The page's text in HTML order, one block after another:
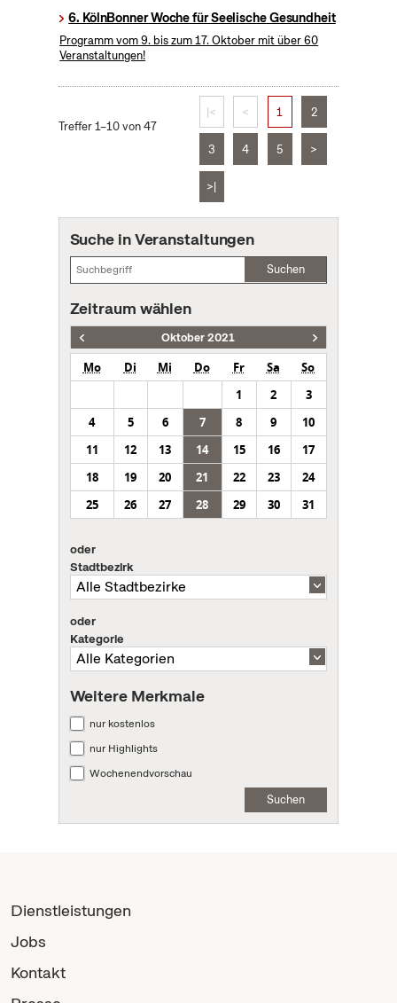
6. KölnBonner Woche für Seelische Gesundheit
Programm vom 9. bis zum 17. Oktober mit über 60
Veranstaltungen!
Treffer 1–10 von 47
|< < 1 2
3 4 5 >
>|
Suche in Veranstaltungen
Suchen
Zeitraum wählen
Oktober 2021
Mo Di Mi Do Fr Sa
So
1
2
3
4
5 6 7 8 9
10
11
12 13 14 15 16
17
18
19 20 21 22 23
24
25
26 27 28 29 30 31
oder
Stadtbezirk
oder
Kategorie
Weitere Merkmale
nur kostenlos
nur Highlights
Wochenendvorschau
Suchen
Dienstleistungen
Jobs
Kontakt